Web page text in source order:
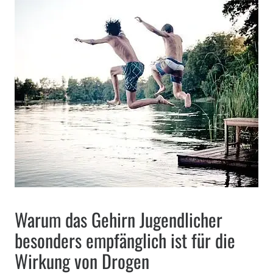
Warum das Gehirn Jugendlicher
besonders empfänglich ist für die
Wirkung von Drogen